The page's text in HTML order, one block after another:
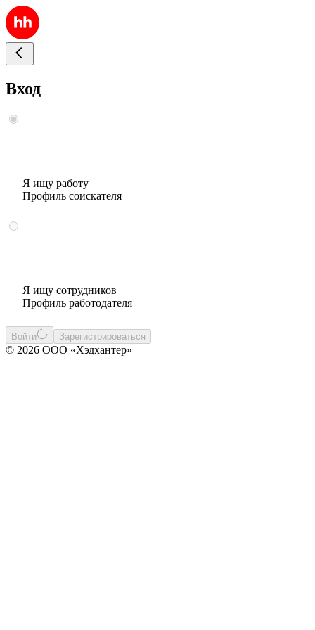
Вход
Я ищу работу
Профиль соискателя
Я ищу сотрудников
Профиль работодателя
Войти Зарегистрироваться
© 2026 ООО «Хэдхантер»